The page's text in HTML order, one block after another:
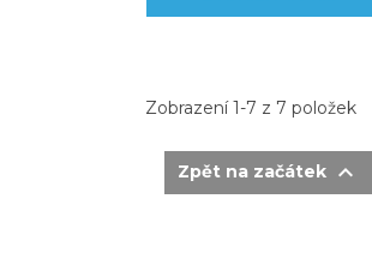
Zobrazení 1-7 z 7 položek
Zpět na začátek 